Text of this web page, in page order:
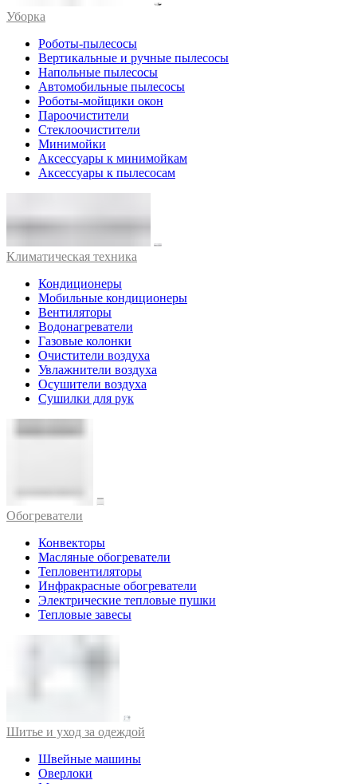
Уборка
Роботы-пылесосы
Вертикальные и ручные пылесосы
Напольные пылесосы
Автомобильные пылесосы
Роботы-мойщики окон
Пароочистители
Стеклоочистители
Минимойки
Аксессуары к минимойкам
Аксессуары к пылесосам
Климатическая техника
Кондиционеры
Мобильные кондиционеры
Вентиляторы
Водонагреватели
Газовые колонки
Очистители воздуха
Увлажнители воздуха
Осушители воздуха
Сушилки для рук
Обогреватели
Конвекторы
Масляные обогреватели
Тепловентиляторы
Инфракрасные обогреватели
Электрические тепловые пушки
Тепловые завесы
Шитье и уход за одеждой
Швейные машины
Оверлоки